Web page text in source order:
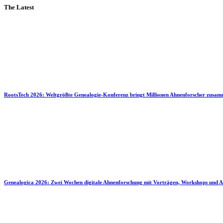
The Latest
RootsTech 2026: Weltgrößte Genealogie-Konferenz bringt Millionen Ahnenforscher
Genealogica 2026: Zwei Wochen digitale Ahnenforschung mit Vorträgen, Workshops und